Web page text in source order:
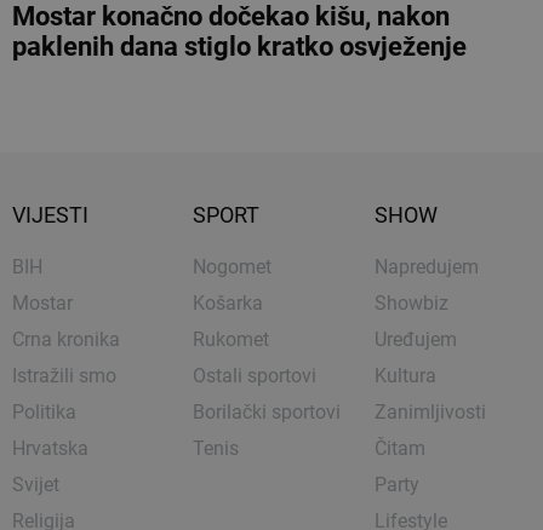
Mostar konačno dočekao kišu, nakon
paklenih dana stiglo kratko osvježenje
VIJESTI
BIH
Mostar
Crna kronika
Istražili smo
Politika
Hrvatska
Svijet
Religija
SPORT
Nogomet
Košarka
Rukomet
Ostali sportovi
Borilački sportovi
Tenis
SHOW
Napredujem
Showbiz
Uređujem
Kultura
Zanimljivosti
Čitam
Party
Lifestyle